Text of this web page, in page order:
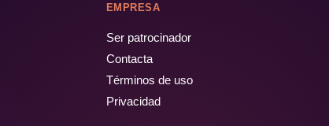
EMPRESA
Ser patrocinador
Contacta
Términos de uso
Privacidad